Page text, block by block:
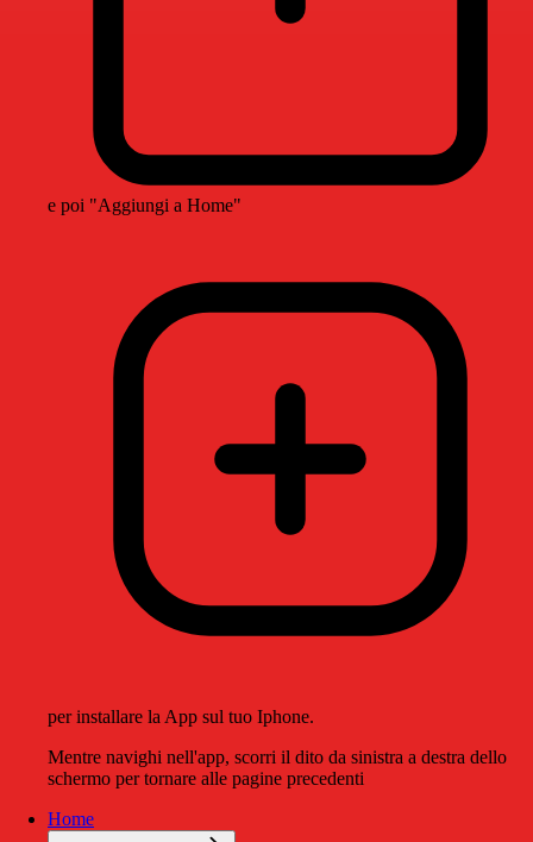
e poi "Aggiungi a Home"
per installare la App sul tuo Iphone.
Mentre navighi nell'app, scorri il dito da sinistra a destra dello
schermo per tornare alle pagine precedenti
Home